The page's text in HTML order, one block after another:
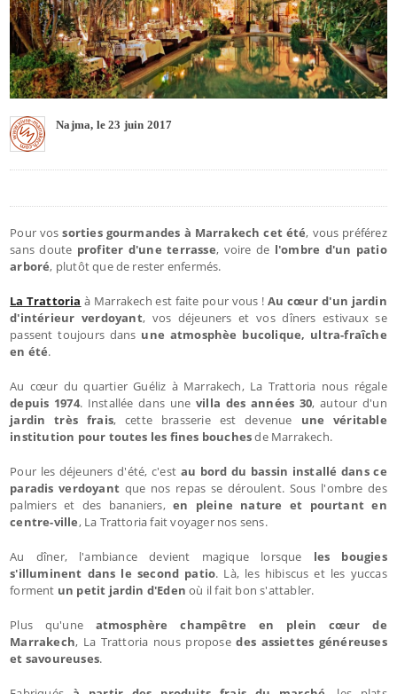
Najma, le 23 juin 2017
Pour vossorties gourmandes à Marrakech cet été, vous préférez
sans doute profiter d'une terrasse, voire de l'ombre d'un patio
arboré, plutôt que de rester enfermés.
La Trattoria à Marrakech est faite pour vous ! Au cœur d'un jardin
d'intérieur verdoyant, vos déjeuners et vos dîners estivaux se
passent toujours dans une atmosphèe bucolique, ultra-fraîche
en été.
Au cœur du quartier Guéliz à Marrakech, La Trattoria nous régale
depuis 1974. Installée dans une villa des années 30, autour d'un
jardin très frais, cette brasserie est devenue une véritable
institution pour toutes les fines bouchesde Marrakech.
Pour les déjeuners d'été, c'est au bord du bassin installé dans ce
paradis verdoyant que nos repas se déroulent. Sous l'ombre des
palmiers et des bananiers,en pleine nature et pourtant en
centre-ville, La Trattoria fait voyager nos sens.
Au dîner, l'ambiance devient magique lorsque les bougies
s'illuminent dans le second patio. Là, les hibiscus et les yuccas
forment un petit jardin d'Eden où il fait bon s'attabler.
Plus qu'une atmosphère champêtre en plein cœur de
Marrakech, La Trattoria nous proposedes assiettes généreuses
et savoureuses.